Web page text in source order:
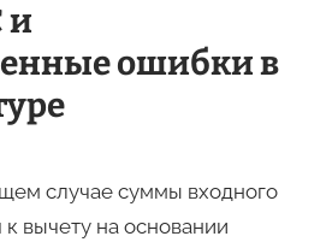
и
ошибки в
случае суммы входного
вычету на основании